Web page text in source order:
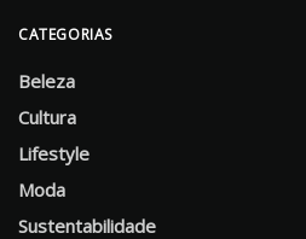
CATEGORIAS
Beleza
Cultura
Lifestyle
Moda
Sustentabilidade